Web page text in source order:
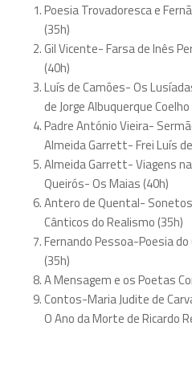
Poesia Trovadoresca e
(35h)
Gil Vicente- Farsa de Inês
(40h)
Luís de Camões- Os
de Jorge Albuquerque
Padre António Vieira-
Almeida Garrett- Frei Luís
Almeida Garrett- Viagens
Queirós- Os Maias (40h)
Antero de Quental-
Cânticos do Realismo (35h)
Fernando Pessoa-Poesia
(35h)
A Mensagem e os Poetas
Contos-Maria Judite de
O Ano da Morte de Ricardo